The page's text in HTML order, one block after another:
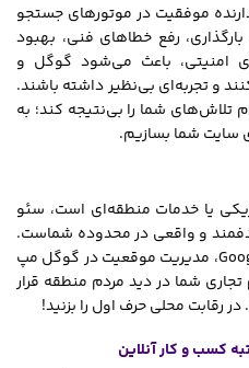
موفقیت در موتورهای جستجو
رفع خطاهای فنی، بهبود
امنیتی، باعث می‌شود گوگل و
و تجربه‌ای بی‌نظیر داشته باشند.
شما را بی‌نتیجه کند؛ به
سایت شما بسازیم.
یا خدمات منطقه‌ای است، سئو
و واقعی در محدوده شماست.
با بهینه‌سازی پروفایل Google Business، مدیریت موقعیت در گوگل مپ
شما در دید مردم منطقه قرار
رقابت محلی حرف اول را بزنید!